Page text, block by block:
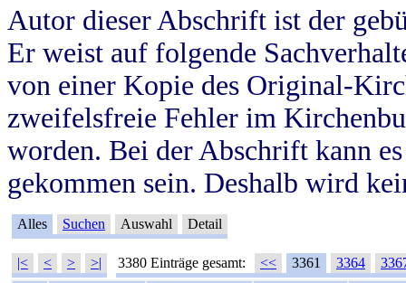
Autor dieser Abschrift ist der
Er weist auf folgende
von einer Kopie des Original-
zweifelsfreie Fehler im
worden. Bei der Abschrift kann
gekommen sein. Deshalb wird
Alles Suchen Auswahl Detail
|< < > >| 3380 Einträge gesamt: << 3361 3364